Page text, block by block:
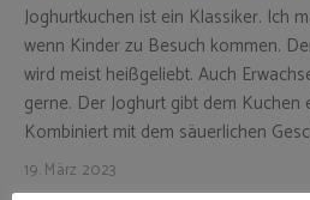
Joghurtkuchen ist ein Klassiker. Ich
wenn Kinder zu Besuch kommen.
wird meist heißgeliebt. Auch
gerne. Der Joghurt gibt dem
Kombiniert mit dem säuerlichen
19. März 2023